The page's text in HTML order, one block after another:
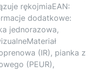
rękojmiaEAN:
dodatkowe:
jednorazowa,
(IR), pianka z
(PEUR),